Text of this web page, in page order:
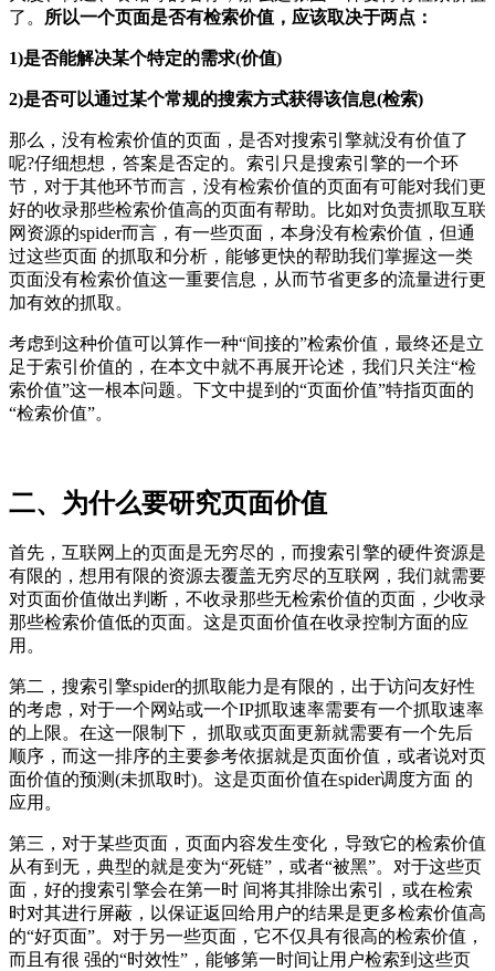
了。 所以一个页面是否有检索价值，应该取决于两点：
1)是否能解决某个特定的需求(价值)
2)是否可以通过某个常规的搜索方式获得该信息(检索)
那么，没有检索价值的页面，是否对搜索引擎就没有价值了
呢?仔细想想，答案是否定的。索引只是搜索引擎的一个环
节，对于其他环节而言，没有检索价值的页面有可能对我们更
好的收录那些检索价值高的页面有帮助。比如对负责抓取互联
网资源的spider而言，有一些页面，本身没有检索价值，但通
过这些页面 的抓取和分析，能够更快的帮助我们掌握这一类
页面没有检索价值这一重要信息，从而节省更多的流量进行更
加有效的抓取。
考虑到这种价值可以算作一种“间接的”检索价值，最终还是立
足于索引价值的，在本文中就不再展开论述，我们只关注“检
索价值”这一根本问题。下文中提到的“页面价值”特指页面的
“检索价值”。
二、为什么要研究页面价值
首先，互联网上的页面是无穷尽的，而搜索引擎的硬件资源是
有限的，想用有限的资源去覆盖无穷尽的互联网，我们就需要
对页面价值做出判断，不收录那些无检索价值的页面，少收录
那些检索价值低的页面。这是页面价值在收录控制方面的应
用。
第二，搜索引擎spider的抓取能力是有限的，出于访问友好性
的考虑，对于一个网站或一个IP抓取速率需要有一个抓取速率
的上限。在这一限制下， 抓取或页面更新就需要有一个先后
顺序，而这一排序的主要参考依据就是页面价值，或者说对页
面价值的预测(未抓取时)。这是页面价值在spider调度方面 的
应用。
第三，对于某些页面，页面内容发生变化，导致它的检索价值
从有到无，典型的就是变为“死链”，或者“被黑”。对于这些页
面，好的搜索引擎会在第一时 间将其排除出索引，或在检索
时对其进行屏蔽，以保证返回给用户的结果是更多检索价值高
的“好页面”。对于另一些页面，它不仅具有很高的检索价值，
而且有很 强的“时效性”，能够第一时间让用户检索到这些页